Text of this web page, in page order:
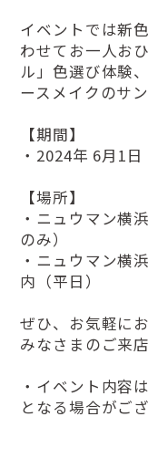
イベントでは新
わせてお一人お
ル」色選び体験
ースメイクのサ
【期間】
・2024年 6月1日
【場所】
・ニュウマン横
のみ）
・ニュウマン横
内（平日）
ぜひ、お気軽に
みなさまのご来
・イベント内容
となる場合がご